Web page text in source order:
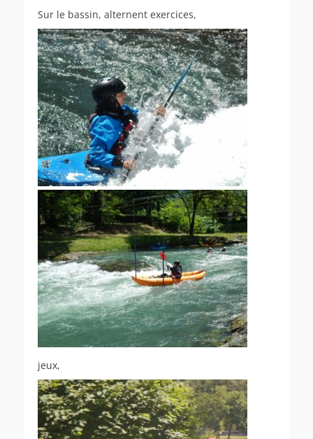
Sur le bassin, alternent exercices,
jeux,